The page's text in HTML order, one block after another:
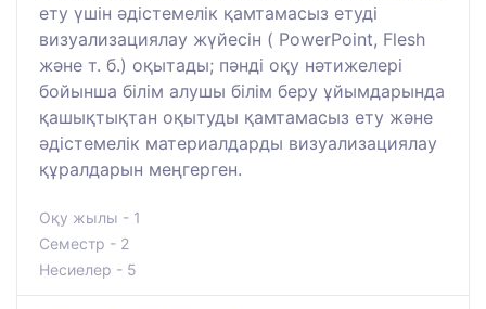
ету үшін әдістемелік қамтамасыз етуді
визуализациялау жүйесін ( PowerPoint, Flesh
және т. б.) оқытады; пәнді оқу нәтижелері
бойынша білім алушы білім беру ұйымдарында
қашықтықтан оқытуды қамтамасыз ету және
әдістемелік материалдарды визуализациялау
құралдарын меңгерген.
Оқу жылы - 1
Семестр - 2
Несиелер - 5